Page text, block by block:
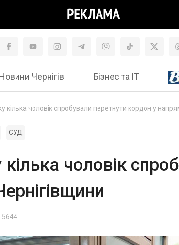
Новини Чернігів Бізнес та ІТ
кілька чоловік спробували перетнути кордон у
СУД
чоловік
5644